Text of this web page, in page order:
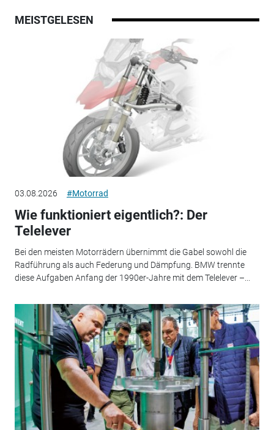
MEISTGELESEN
03.08.2026 #Motorrad
Wie funktioniert eigentlich?: Der
Telelever
Bei den meisten Motorrädern übernimmt die Gabel sowohl die
Radführung als auch Federung und Dämpfung. BMW trennte
diese Aufgaben Anfang der 1990er-Jahre mit dem Telelever –...